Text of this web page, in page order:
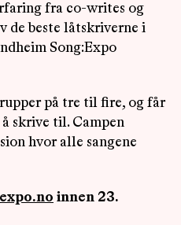
fra co-writes og
de beste låtskriverne i
Song:Expo
på tre til fire, og får
skrive til. Campen
hvor alle sangene
innen 23.